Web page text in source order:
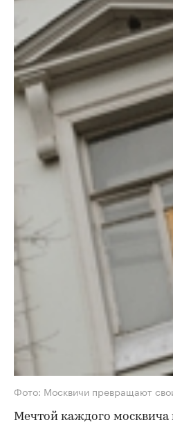
Фото: Москвичи превращают
Мечтой каждого москвича